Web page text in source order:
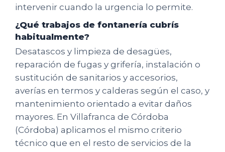
intervenir cuando la urgencia lo permite.
¿Qué trabajos de fontanería cubrís
habitualmente?
Desatascos y limpieza de desagües,
reparación de fugas y grifería, instalación o
sustitución de sanitarios y accesorios,
averías en termos y calderas según el caso, y
mantenimiento orientado a evitar daños
mayores. En Villafranca de Córdoba
(Córdoba) aplicamos el mismo criterio
técnico que en el resto de servicios de la